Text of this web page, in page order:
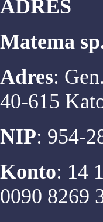
ADRES
Matema
Adres:
40-615
NIP: 954-
Konto: 14
0090 8269